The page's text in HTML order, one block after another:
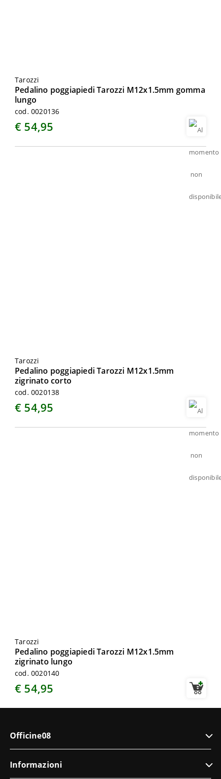
Tarozzi
Pedalino poggiapiedi Tarozzi M12x1.5mm gomma
lungo
cod. 0020136
€ 54,95
Tarozzi
Pedalino poggiapiedi Tarozzi M12x1.5mm
zigrinato corto
cod. 0020138
€ 54,95
Tarozzi
Pedalino poggiapiedi Tarozzi M12x1.5mm
zigrinato lungo
cod. 0020140
€ 54,95
Officine08
Informazioni